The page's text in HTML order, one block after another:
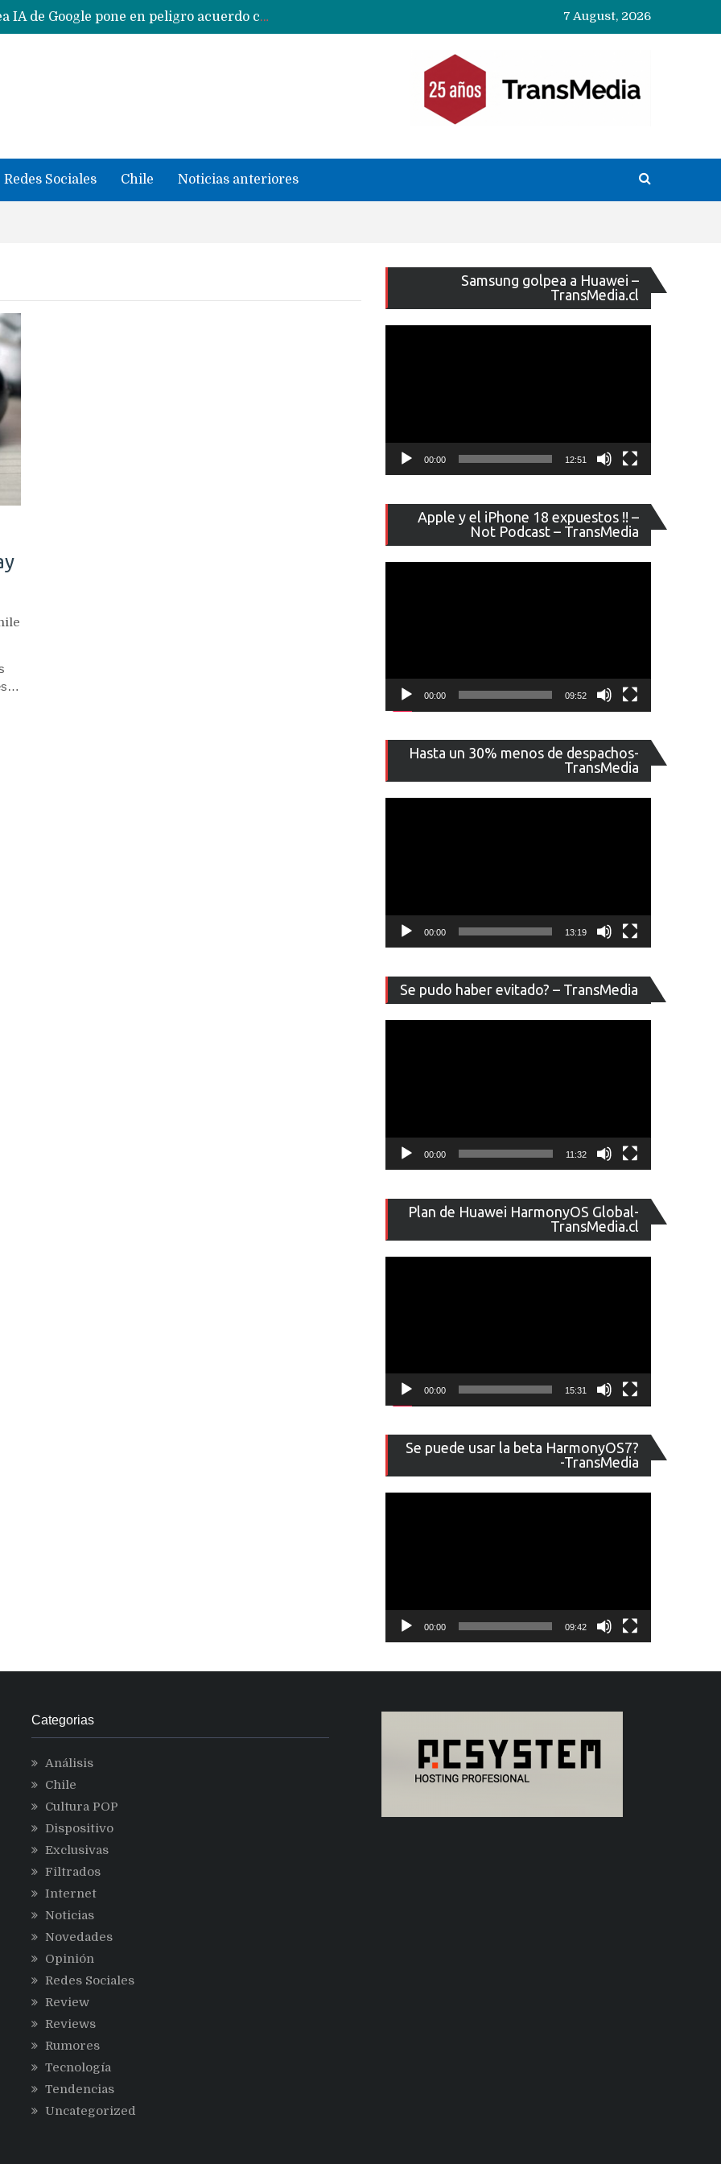
Reestructuración de fondo en área IA de Google pone en peligro acuerdo con Apple y salvataje de Siri
CXMT le dice NO a la venta de sus memorias a Apple y dará prioridad a Huawei y Xiaomi
7 August, 2026
Redes Sociales Chile Noticias anteriores
Samsung golpea a Huawei –
TransMedia.cl
de
vídeo
00:00 12:51
Apple y el iPhone 18 expuestos !! –
Not Podcast – TransMedia
de
vídeo
00:00 09:52
Hasta un 30% menos de despachos-
TransMedia
de
vídeo
00:00 13:19
Se pudo haber evitado? – TransMedia
de
vídeo
00:00 11:32
Plan de Huawei HarmonyOS Global-
TransMedia.cl
de
vídeo
00:00 15:31
Se puede usar la beta HarmonyOS7?
-TransMedia
de
vídeo
00:00 09:42
Categorias
Análisis
Chile
Cultura POP
Dispositivo
Exclusivas
Filtrados
Internet
Noticias
Novedades
Opinión
Redes Sociales
Review
Reviews
Rumores
Tecnología
Tendencias
Uncategorized